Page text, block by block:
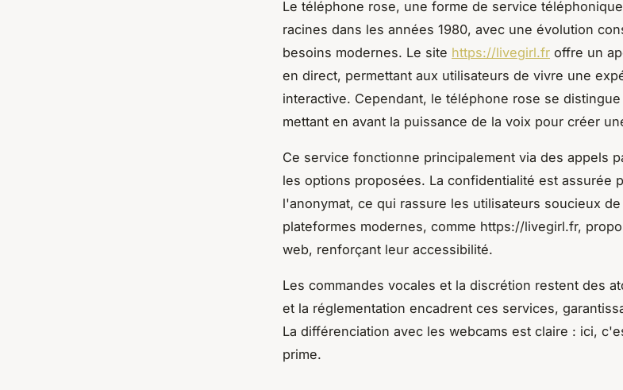
Le téléphone rose, une forme de service
racines dans les années 1980, avec une évolution
besoins modernes. Le site https://livegirl.fr offre un
en direct, permettant aux utilisateurs de vivre une
interactive. Cependant, le téléphone rose se
mettant en avant la puissance de la voix pour créer
Ce service fonctionne principalement via des appels
les options proposées. La confidentialité est assurée
l'anonymat, ce qui rassure les utilisateurs soucieux
plateformes modernes, comme https://livegirl.fr,
web, renforçant leur accessibilité.
Les commandes vocales et la discrétion restent des
et la réglementation encadrent ces services,
La différenciation avec les webcams est claire : ici,
prime.